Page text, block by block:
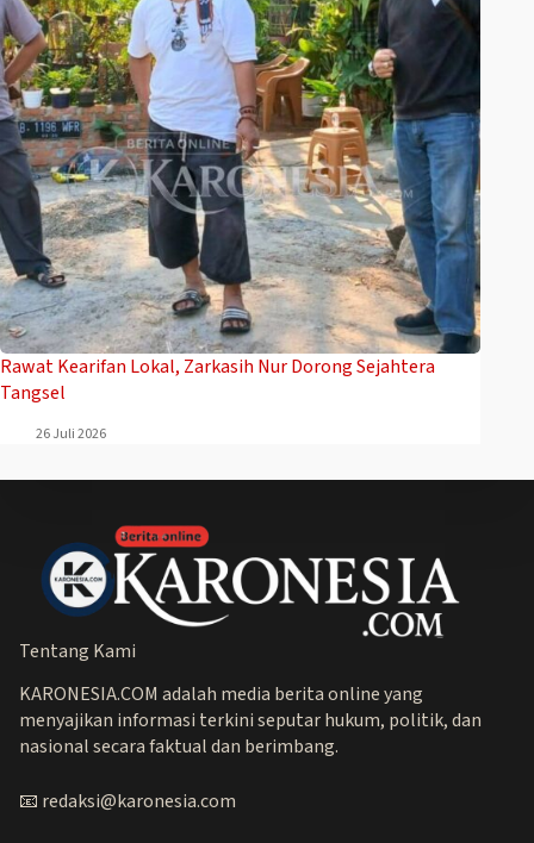
Rawat Kearifan Lokal, Zarkasih Nur Dorong Sejahtera
Tangsel
26 Juli 2026
Tentang Kami
KARONESIA.COM adalah media berita online yang
menyajikan informasi terkini seputar hukum, politik, dan
nasional secara faktual dan berimbang.
📧 redaksi@karonesia.com